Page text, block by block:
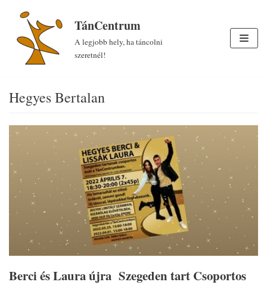
Skip
content
TánCentrum
A legjobb hely, ha táncolni
szeretnél!
Hegyes Bertalan
Berci és Laura újra Szegeden tart Csoportos